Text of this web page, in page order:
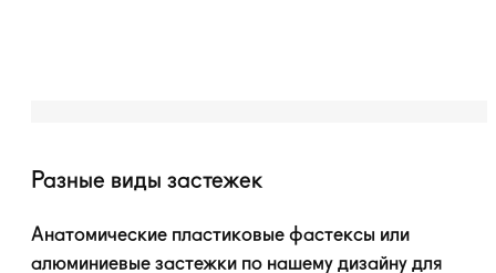
Разные виды застежек
Анатомические пластиковые фастексы или
алюминиевые застежки по нашему дизайну для